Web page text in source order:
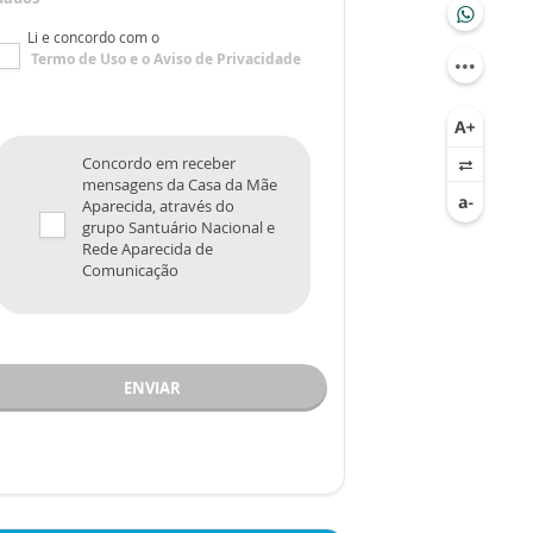
Li e concordo com o
Termo de Usoe oAviso de Privacidade
Concordo em receber
mensagens da Casa da Mãe
Aparecida, através do
grupo Santuário Nacional e
Rede Aparecida de
Comunicação
ENVIAR